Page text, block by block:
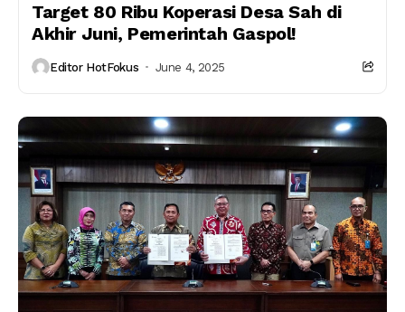
Target 80 Ribu Koperasi Desa Sah di
Akhir Juni, Pemerintah Gaspol!
Editor HotFokus June 4, 2025